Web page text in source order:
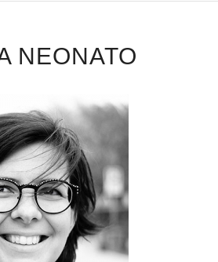
NEONATO